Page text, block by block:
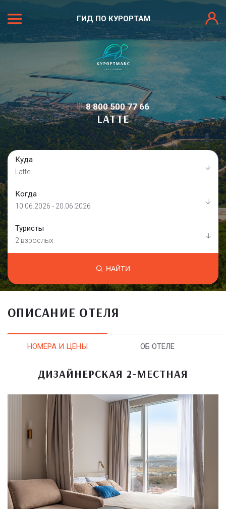
ГИД ПО КУРОРТАМ
8 800 500 77 66
LATTE
Куда
Latte
Когда
10.06.2026 - 20.06.2026
Туристы
2 взрослых
НАЙТИ
ОПИСАНИЕ ОТЕЛЯ
НОМЕРА И ЦЕНЫ ОБ ОТЕЛЕ
ДИЗАЙНЕРСКАЯ 2-МЕСТНАЯ